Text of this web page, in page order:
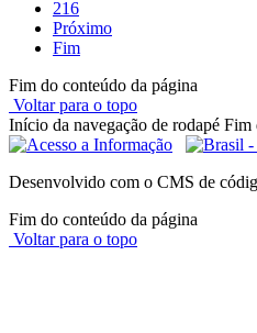
216
Próximo
Fim
Fim do conteúdo da página
Voltar para o topo
Início da navegação de rodapé Fim
Desenvolvido com o CMS de
Fim do conteúdo da página
Voltar para o topo